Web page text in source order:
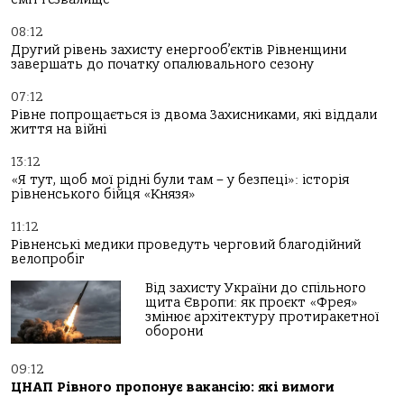
08:12
Другий рівень захисту енергооб’єктів Рівненщини
завершать до початку опалювального сезону
07:12
Рівне попрощається із двома Захисниками, які віддали
життя на війні
13:12
«Я тут, щоб мої рідні були там – у безпеці»: історія
рівненського бійця «Князя»
11:12
Рівненські медики проведуть черговий благодійний
велопробіг
Від захисту України до спільного
щита Європи: як проєкт «Фрея»
змінює архітектуру протиракетної
оборони
09:12
ЦНАП Рівного пропонує вакансію: які вимоги